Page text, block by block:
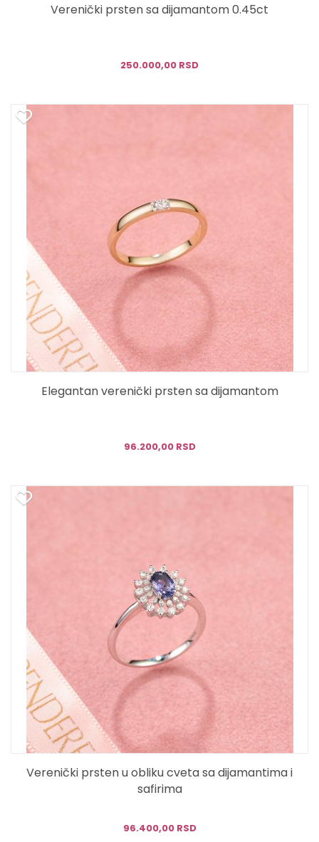
Verenički prsten sa dijamantom 0.45ct
250.000,00 RSD
Elegantan verenički prsten sa dijamantom
96.200,00 RSD
Verenički prsten u obliku cveta sa dijamantima i
safirima
96.400,00 RSD